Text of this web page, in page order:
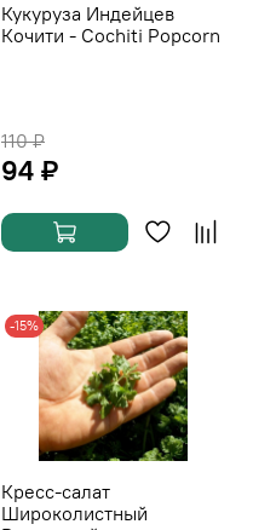
Кукуруза Индейцев
Кочити - Cochiti Popcorn
110 ₽
94 ₽
-15%
Кресс-салат
Широколистный